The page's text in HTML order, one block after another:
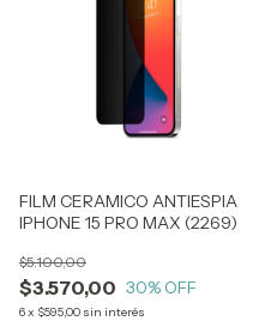
FILM CERAMICO ANTIESPIA
IPHONE 15 PRO MAX (2269)
$3.570,00
$5.100,00
30% OFF
6x $595,00 sin interés